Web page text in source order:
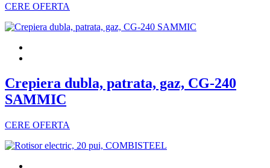
CERE OFERTA
Crepiera dubla, patrata, gaz, CG-240
SAMMIC
CERE OFERTA